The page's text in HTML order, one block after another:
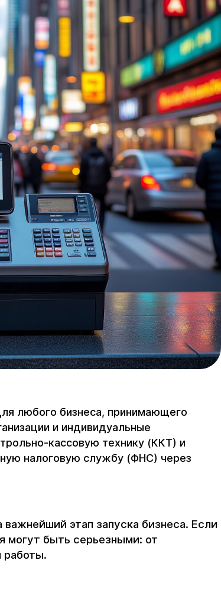
любого бизнеса, принимающего
и индивидуальные
кассовую технику (ККТ) и
налоговую службу (ФНС) через
этап запуска бизнеса. Если
могут быть серьезными: от
работы.